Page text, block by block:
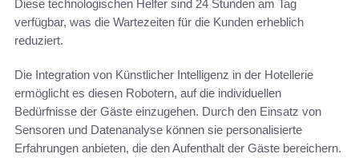
Diese technologischen Helfer sind 24 Stunden am Tag
verfügbar, was die Wartezeiten für die Kunden erheblich
reduziert.
Die Integration von Künstlicher Intelligenz in der Hotellerie
ermöglicht es diesen Robotern, auf die individuellen
Bedürfnisse der Gäste einzugehen. Durch den Einsatz von
Sensoren und Datenanalyse können sie personalisierte
Erfahrungen anbieten, die den Aufenthalt der Gäste bereichern.